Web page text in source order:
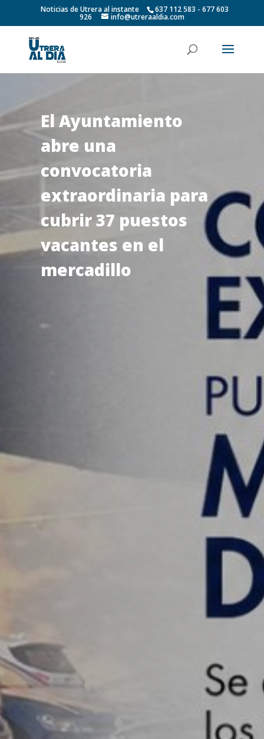
Noticias de Utrera al instante 637 112 583 - 677 603
926 info@utreraaldia.com
El Ayuntamiento
abre una
convocatoria
extraordinaria para
cubrir 37 puestos
vacantes en el
mercadillo